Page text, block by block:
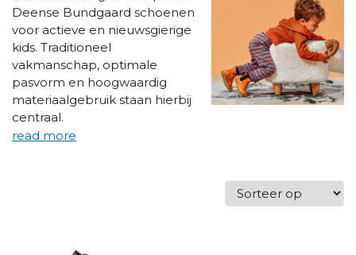
Deense Bundgaard schoenen
voor actieve en nieuwsgierige
kids. Traditioneel
vakmanschap, optimale
pasvorm en hoogwaardig
materiaalgebruik staan hierbij
centraal.